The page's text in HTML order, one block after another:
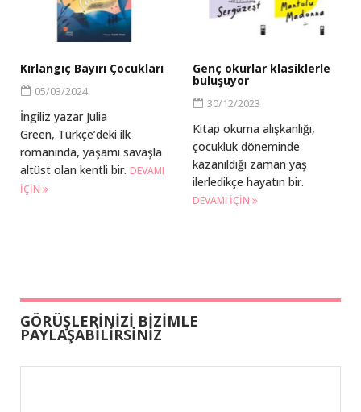
Kırlangıç Bayırı Çocukları
05/03/2024
İngiliz yazar Julia
Green, Türkçe’deki ilk
romanında, yaşamı savaşla
altüst olan kentli bir. DEVAMI
IÇIN
Genç okurlar klasiklerle
buluşuyor
30/12/2023
Kitap okuma alışkanlığı,
çocukluk döneminde
kazanıldığı zaman yaş
ilerledikçe hayatın bir.
DEVAMI IÇIN
GÖRÜŞLERİNİZİ BİZİMLE
PAYLAŞABİLİRSİNİZ